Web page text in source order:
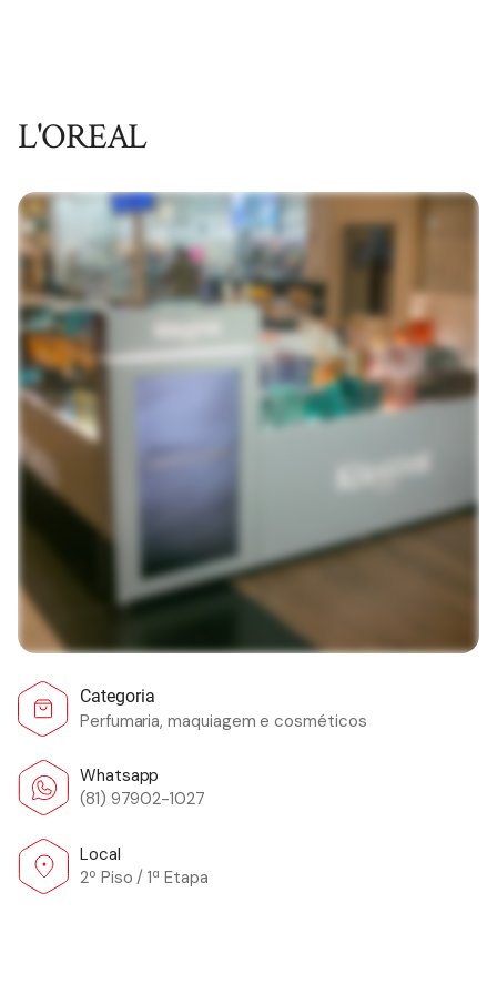
L'OREAL
Categoria
Perfumaria, maquiagem e cosméticos
Whatsapp
(81) 97902-1027
Local
2º Piso / 1ª Etapa